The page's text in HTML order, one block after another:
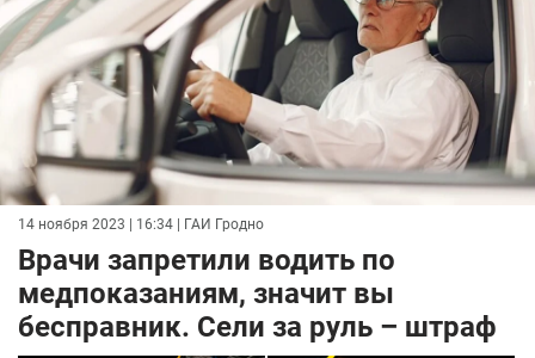
14 ноября 2023 | 16:34 | ГАИ Гродно
Врачи запретили водить по
медпоказаниям, значит вы
бесправник. Сели за руль – штраф